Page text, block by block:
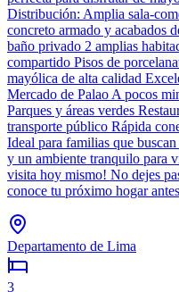
Distribución: Amplia sala-
concreto armado y acabados
baño privado 2 amplias
compartido Pisos de
mayólica de alta calidad
Mercado de Palao A pocos
Parques y áreas verdes
transporte público Rápida
Ideal para familias que
y un ambiente tranquilo para
visita hoy mismo! No dejes
conoce tu próximo hogar
Departamento de Lima
3